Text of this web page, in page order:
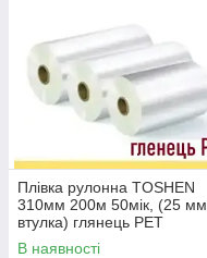
Плівка рулонна TOSHEN
310мм 200м 50мік, (25 мм
втулка) глянець PET
В наявності